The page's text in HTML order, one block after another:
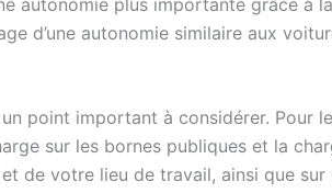
d’une autonomie similaire aux
point important à considérer. Pour
sur les bornes publiques et la
de votre lieu de travail, ainsi que